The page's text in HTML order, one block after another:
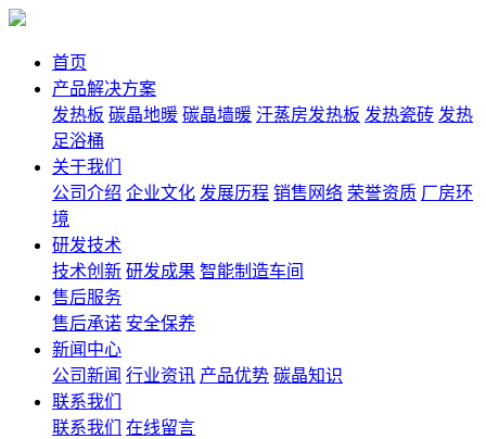
首页
产品解决方案
发热板 碳晶地暖 碳晶墙暖 汗蒸房发热板 发热瓷砖 发热
足浴桶
关于我们
公司介绍 企业文化 发展历程 销售网络 荣誉资质 厂房环
境
研发技术
技术创新 研发成果 智能制造车间
售后服务
售后承诺 安全保养
新闻中心
公司新闻 行业资讯 产品优势 碳晶知识
联系我们
联系我们
在线留言